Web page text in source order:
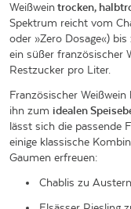
Weißweintrocken,
Spektrum reicht vom
oder »Zero Dosage«)
ein süßer französischer
Restzucker pro Liter.
Französischer
ihn zum idealen
lässt sich die passende
einige klassische
Gaumen erfreuen:
Chablis zu